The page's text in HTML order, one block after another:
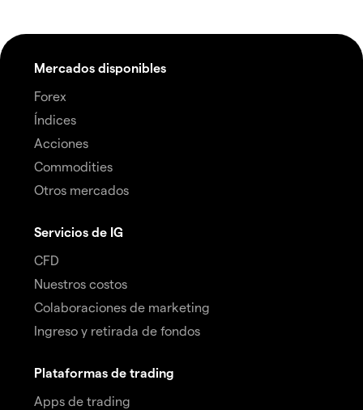
Mercados disponibles
Forex
Índices
Acciones
Commodities
Otros mercados
Servicios de IG
CFD
Nuestros costos
Colaboraciones de marketing
Ingreso y retirada de fondos
Plataformas de trading
Apps de trading